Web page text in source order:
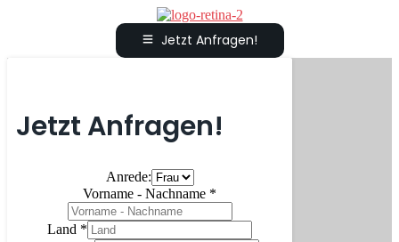
Jetzt Anfragen!
Jetzt Anfragen!
Anrede:
Vorname - Nachname *
Land *